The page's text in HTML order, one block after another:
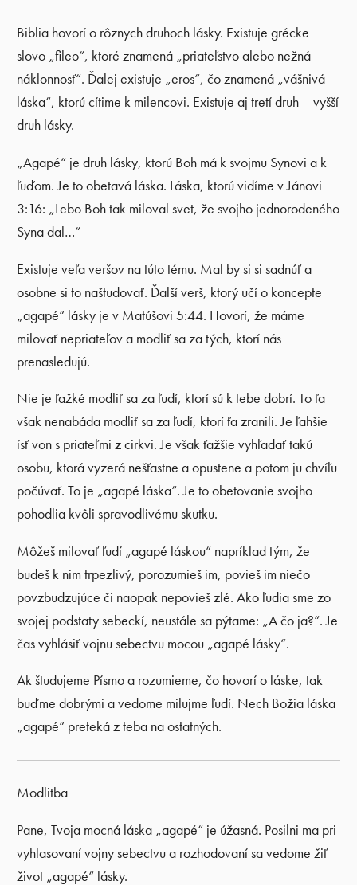
Biblia hovorí o rôznych druhoch lásky. Existuje grécke
slovo „fileo“, ktoré znamená „priateľstvo alebo nežná
náklonnosť“. Ďalej existuje „eros“, čo znamená „vášnivá
láska“, ktorú cítime k milencovi. Existuje aj tretí druh – vyšší
druh lásky.
„Agapé“ je druh lásky, ktorú Boh má k svojmu Synovi a k
ľuďom. Je to obetavá láska. Láska, ktorú vidíme v Jánovi
3:16: „Lebo Boh tak miloval svet, že svojho jednorodeného
Syna dal…“
Existuje veľa veršov na túto tému. Mal by si si sadnúť a
osobne si to naštudovať. Ďalší verš, ktorý učí o koncepte
„agapé“ lásky je v Matúšovi 5:44. Hovorí, že máme
milovať nepriateľov a modliť sa za tých, ktorí nás
prenasledujú.
Nie je ťažké modliť sa za ľudí, ktorí sú k tebe dobrí. To ťa
však nenabáda modliť sa za ľudí, ktorí ťa zranili. Je ľahšie
ísť von s priateľmi z cirkvi. Je však ťažšie vyhľadať takú
osobu, ktorá vyzerá nešťastne a opustene a potom ju chvíľu
počúvať. To je „agapé láska“. Je to obetovanie svojho
pohodlia kvôli spravodlivému skutku.
Môžeš milovať ľudí „agapé láskou“ napríklad tým, že
budeš k nim trpezlivý, porozumieš im, povieš im niečo
povzbudzujúce či naopak nepovieš zlé. Ako ľudia sme zo
svojej podstaty sebeckí, neustále sa pýtame: „A čo ja?“. Je
čas vyhlásiť vojnu sebectvu mocou „agapé lásky“.
Ak študujeme Písmo a rozumieme, čo hovorí o láske, tak
buďme dobrými a vedome milujme ľudí. Nech Božia láska
„agapé“ preteká z teba na ostatných.
Modlitba
Pane, Tvoja mocná láska „agapé“ je úžasná. Posilni ma pri
vyhlasovaní vojny sebectvu a rozhodovaní sa vedome žiť
život „agapé“ lásky.